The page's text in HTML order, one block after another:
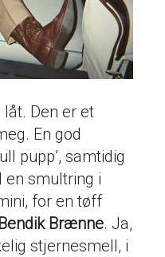
Den er et
En god
pupp’, samtidig
smultring i
for en tøff
Bendik Brænne. Ja,
stjernesmell, i